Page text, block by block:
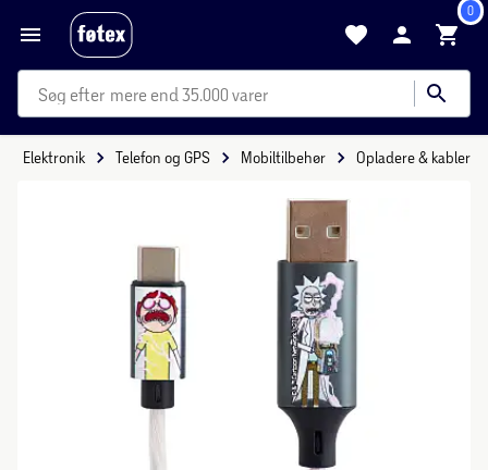
0
mere end 35.000 varer
Elektronik Telefon og GPS Mobiltilbehør Opladere & kabler